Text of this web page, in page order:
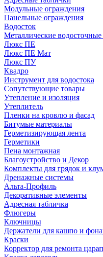
Модульные ограждения
Панельные ограждения
Водосток
Металлические
Люкс ПЕ
Люкс ПЕ Мат
Люкс ПУ
Квадро
Инструмент для водостока
Сопутствующие товары
Утепление и изоляция
Утеплитель
Пленки на кровлю и фасад
Битумые материалы
Герметизирующая лента
Герметики
Пена монтажная
Благоустройство и Декор
Комплекты для грядок и
Дренажные системы
Альта-Профиль
Декоративные элементы
Адресная табличка
Флюгеры
Ключницы
Держатели для кашпо и
Краски
Корректор для ремонта